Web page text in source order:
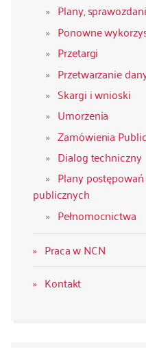
Plany,
Ponowne
Przetargi
Przetwarzanie
Skargi i wnioski
Umorzenia
Zamówienia
Dialog techniczny
Plany
publicznych
Pełnomocnictwa
Praca w NCN
Kontakt